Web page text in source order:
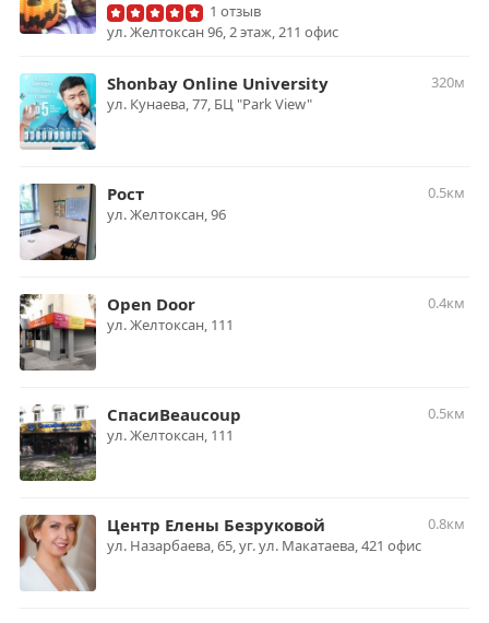
1 отзыв
ул. Желтоксан 96, 2 этаж, 211 офис
Shonbay Online University
320м
ул. Кунаева, 77, ​БЦ "Park View​"
Рост
0.5км
ул. Желтоксан, 96
Open Door
0.4км
ул. Желтоксан, 111
СпасиBeaucoup
0.5км
ул. Желтоксан, 111
Центр Елены Безруковой
0.8км
ул. Назарбаева, 65, уг. ул. Макатаева, 421 офис